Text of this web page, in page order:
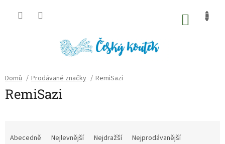
Domů / Prodávané značky / RemiSazi
RemiSazi
Abecedně Nejlevnější Nejdražší Nejprodávanější